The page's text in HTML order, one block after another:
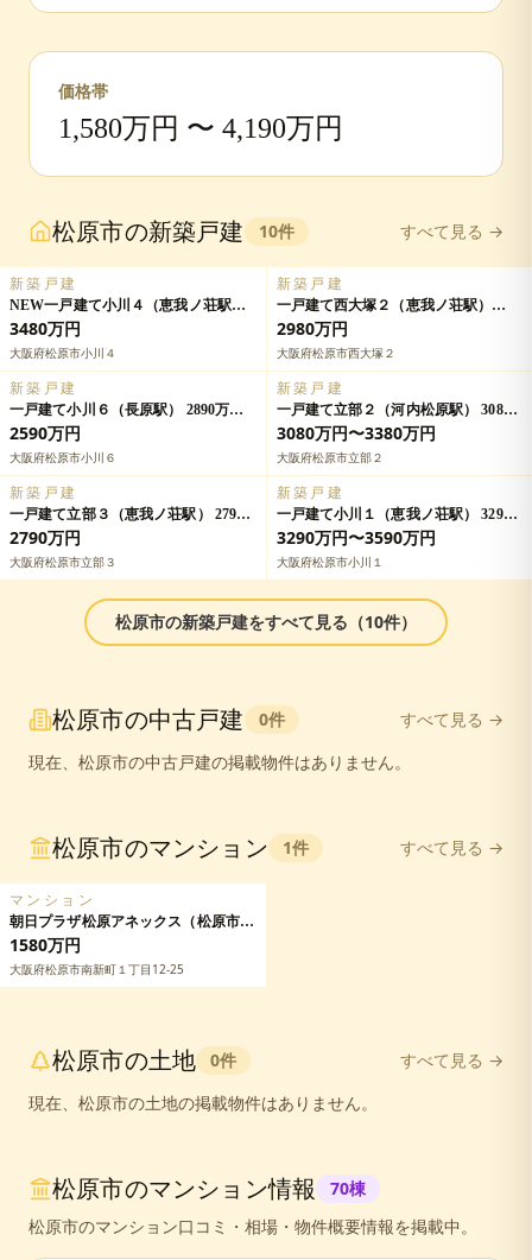
価格帯
1,580万円 〜 4,190万円
松原市の新築戸建 10件 すべて見る →
新築戸建
NEW一戸建て小川４（恵我ノ荘駅）
3480万円の詳細情報
3480万円
大阪府松原市小川４
新築戸建
一戸建て西大塚２（恵我ノ荘駅）
2980万円の詳細情報
2980万円
大阪府松原市西大塚２
新築戸建
一戸建て小川６（長原駅） 2890万円
の詳細情報
2590万円
大阪府松原市小川６
新築戸建
一戸建て立部２（河内松原駅） 3080
万円～3380万円の詳細情報
3080万円〜3380万円
大阪府松原市立部２
新築戸建
一戸建て立部３（恵我ノ荘駅） 2790
万円の詳細情報
2790万円
大阪府松原市立部３
新築戸建
一戸建て小川１（恵我ノ荘駅） 3290
万円～3590万円の詳細情報
3290万円〜3590万円
大阪府松原市小川１
松原市の新築戸建をすべて見る（10件）
松原市の中古戸建 0件
すべて見る →
現在、 松原市の中古戸建の掲載物件はありません。
松原市のマンション 1件 すべて見る →
マンション
朝日プラザ松原アネックス（松原市南
新町）
1580万円
大阪府松原市南新町１丁目12-25
松原市の土地 0件
すべて見る →
現在、 松原市の土地の掲載物件はありません。
松原市のマンション情報 70棟
松原市のマンション口コミ・相場・物件概要情報を掲載中。